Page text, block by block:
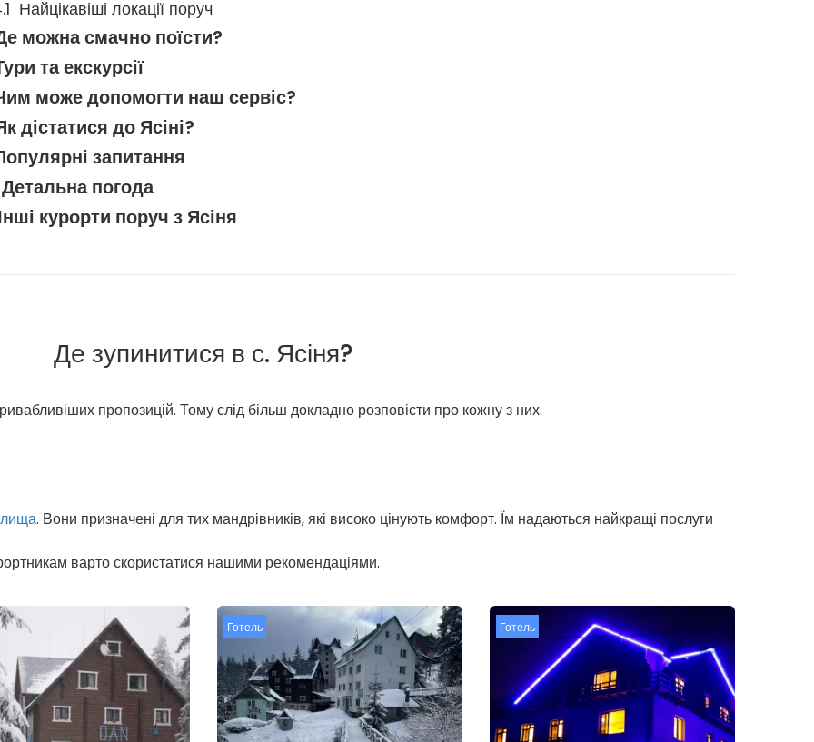
Найцікавіші локації поруч
можна смачно поїсти?
та екскурсії
може допомогти наш сервіс?
дістатися до Ясіні?
запитання
Детальна погода
курорти поруч з Ясіня
Де зупинитися в с. Ясіня?
пропозицій. Тому слід більш докладно розповісти про кожну з них.
. Вони призначені для тих мандрівників, які високо цінують комфорт. Їм надаються найкращі послуги
варто скористатися нашими рекомендаціями.
Готель Готель